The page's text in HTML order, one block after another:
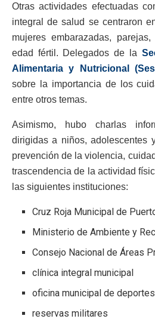
Otras actividades efectuadas
integral de salud se centraron
mujeres embarazadas,
edad fértil. Delegados de la
Alimentaria y Nutricional
sobre la importancia de los
entre otros temas.
Asimismo, hubo charlas
dirigidas a niños, adolescentes
prevención de la violencia,
trascendencia de la actividad
las siguientes instituciones:
Cruz Roja Municipal de
Ministerio de Ambiente y
Consejo Nacional de Áreas
clínica integral municipal
oficina municipal de deportes
reservas militares